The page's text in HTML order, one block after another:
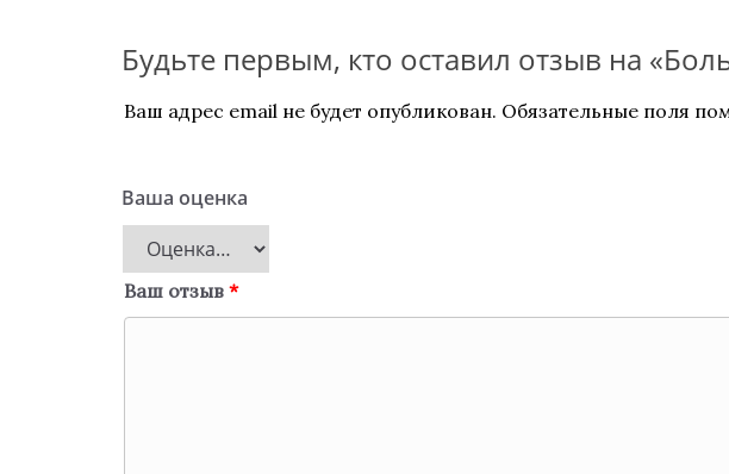
Будьте первым, кто оставил отзыв на
Ваш адрес email не будет опубликован. Обязательные поля
Ваша оценка
Ваш отзыв *